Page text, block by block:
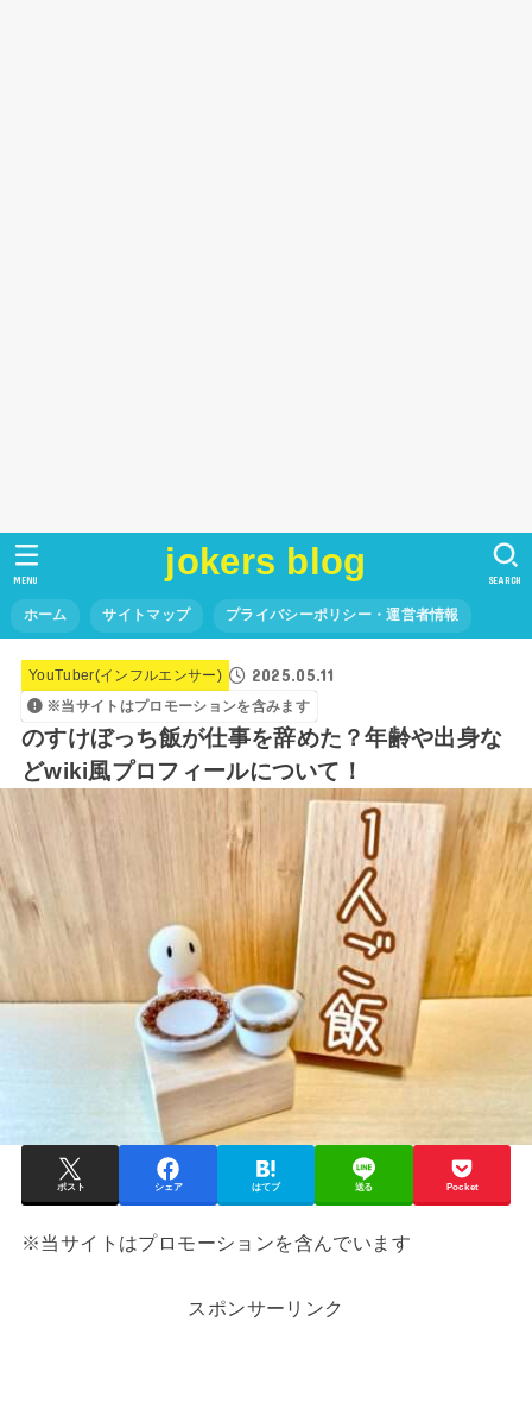
jokers blog
ホーム サイトマップ プライバシーポリシー・運営者情報
SEARCH
MENU
YouTuber(インフルエンサー) 2025.05.11
※当サイトはプロモーションを含みます
のすけぼっち飯が仕事を辞めた？年齢や出身な
どwiki風プロフィールについて！
ポスト シェア はてブ 送る Pocket
※当サイトはプロモーションを含んでいます
スポンサーリンク